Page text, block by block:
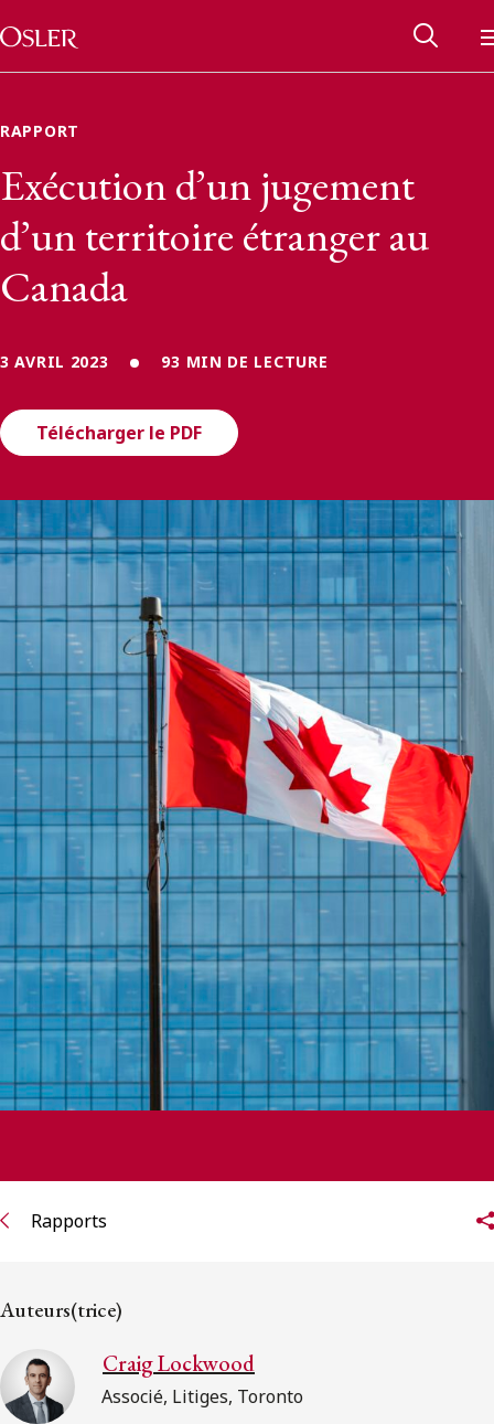
Passer au contenu
Main Navigation
Réseau des anciens d’Osler
Contactez-nous
ENGLISH
S’abonner aux articles Osler
S’abonner
RAPPORT
Exécution d’un jugement
d’un territoire étranger au
Canada
3 AVRIL 2023 93 MIN DE LECTURE
Télécharger le PDF
Rapports
Auteurs(trice)
Craig Lockwood
Associé, Litiges, Toronto